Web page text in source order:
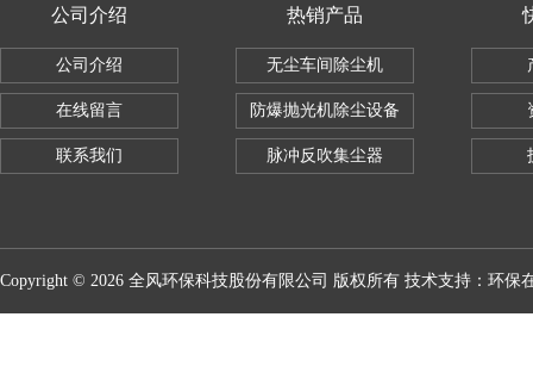
公司介绍
公司介绍
在线留言
联系我们
热销产品
无尘车间除尘机
防爆抛光机除尘设备
脉冲反吹集尘器
Copyright © 2026 全风环保科技股份有限公司 版权所有 技术支持： 环保